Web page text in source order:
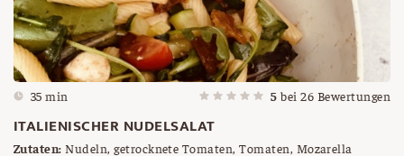
35 min 5 bei26 Bewertungen
ITALIENISCHER NUDELSALAT
Zutaten: Nudeln, getrocknete Tomaten, Tomaten, Mozarella